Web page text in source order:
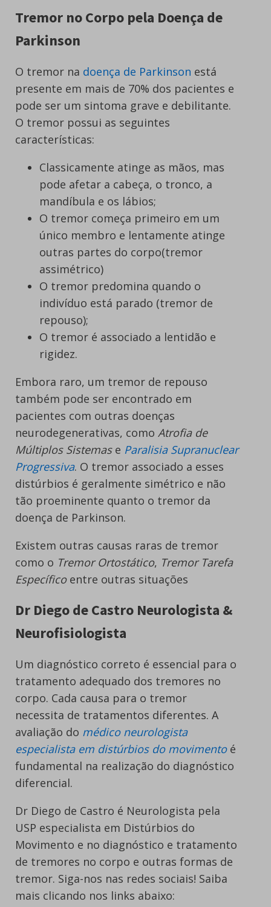
Tremor no Corpo pela Doença de
Parkinson
O tremor na doença de Parkinson está
presente em mais de 70% dos pacientes e
pode ser um sintoma grave e debilitante.
O tremor possui as seguintes
características:
Classicamente atinge as mãos, mas
pode afetar a cabeça, o tronco, a
mandíbula e os lábios;
O tremor começa primeiro em um
único membro e lentamente atinge
outras partes do corpo(tremor
assimétrico)
O tremor predomina quando o
indivíduo está parado (tremor de
repouso);
O tremor é associado a lentidão e
rigidez.
Embora raro, um tremor de repouso
também pode ser encontrado em
pacientes com outras doenças
neurodegenerativas, como Atrofia de
Múltiplos Sistemase Paralisia Supranuclear
Progressiva. O tremor associado a esses
distúrbios é geralmente simétrico e não
tão proeminente quanto o tremor da
doença de Parkinson.
Existem outras causas raras de tremor
como o Tremor Ortostático, Tremor Tarefa
Específicoentre outras situações
Dr Diego de Castro Neurologista &
Neurofisiologista
Um diagnóstico correto é essencial para o
tratamento adequado dos tremores no
corpo. Cada causa para o tremor
necessita de tratamentos diferentes. A
avaliação do médico neurologista
especialista em distúrbios do movimentoé
fundamental na realização do diagnóstico
diferencial.
Dr Diego de Castro é Neurologista pela
USP especialista em Distúrbios do
Movimento e no diagnóstico e tratamento
de tremores no corpo e outras formas de
tremor. Siga-nos nas redes sociais! Saiba
mais clicando nos links abaixo: